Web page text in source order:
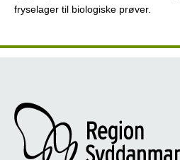
fryselager til biologiske prøver.